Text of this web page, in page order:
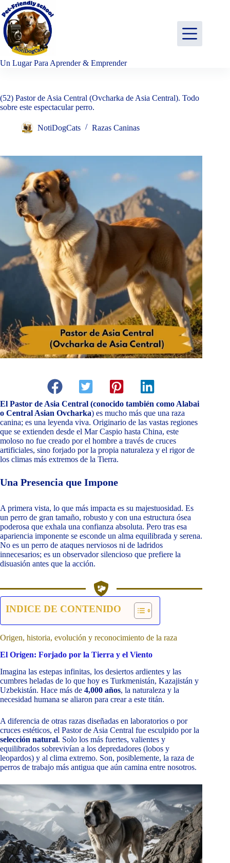
Saltar
al
contenido
Un Lugar Para Aprender & Emprender
(52) Pastor de Asia Central (Ovcharka de Asia Central). Todo
sobre este espectacular perro.
NotiDogCats Razas Caninas
El Pastor de Asia Central (conocido también como Alabai
o Central Asian Ovcharka) es mucho más que una raza
canina; es una leyenda viva. Originario de las vastas regiones
que se extienden desde el Mar Caspio hasta China, este
moloso no fue creado por el hombre a través de cruces
artificiales, sino forjado por la propia naturaleza y el rigor de
los climas más extremos de la Tierra.
Una Presencia que Impone
A primera vista, lo que más impacta es su majestuosidad. Es
un perro de gran tamaño, robusto y con una estructura ósea
poderosa que exhala una confianza absoluta. Pero tras esa
apariencia imponente se esconde un alma equilibrada y serena.
No es un perro de ataques nerviosos ni de ladridos
innecesarios; es un observador silencioso que prefiere la
disuasión antes que la acción.
INDICE DE CONTENIDO
Origen, historia, evolución y reconocimiento de la raza
El Origen: Forjado por la Tierra y el Viento
Imagina las estepas infinitas, los desiertos ardientes y las
cumbres heladas de lo que hoy es Turkmenistán, Kazajistán y
Uzbekistán. Hace más de 4,000 años, la naturaleza y la
necesidad humana se aliaron para crear a este titán.
A diferencia de otras razas diseñadas en laboratorios o por
cruces estéticos, el Pastor de Asia Central fue esculpido por la
selección natural. Solo los más fuertes, valientes y
equilibrados sobrevivían a los depredadores (lobos y
leopardos) y al clima extremo. Son, posiblemente, la raza de
perros de trabajo más antigua que aún camina entre nosotros.